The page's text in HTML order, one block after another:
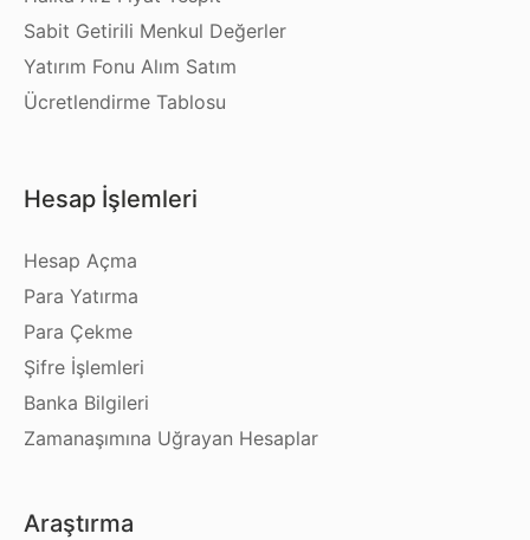
Sabit Getirili Menkul Değerler
Yatırım Fonu Alım Satım
Ücretlendirme Tablosu
Hesap İşlemleri
Hesap Açma
Para Yatırma
Para Çekme
Şifre İşlemleri
Banka Bilgileri
Zamanaşımına Uğrayan Hesaplar
Araştırma